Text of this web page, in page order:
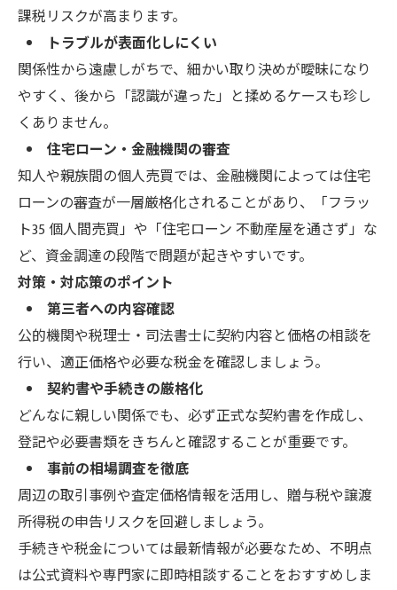
課税リスクが高まります。
トラブルが表面化しにくい
関係性から遠慮しがちで、細かい取り決めが曖昧になり
やすく、後から「認識が違った」と揉めるケースも珍し
くありません。
住宅ローン・金融機関の審査
知人や親族間の個人売買では、金融機関によっては住宅
ローンの審査が一層厳格化されることがあり、「フラッ
ト35 個人間売買」や「住宅ローン 不動産屋を通さず」な
ど、資金調達の段階で問題が起きやすいです。
対策・対応策のポイント
第三者への内容確認
公的機関や税理士・司法書士に契約内容と価格の相談を
行い、適正価格や必要な税金を確認しましょう。
契約書や手続きの厳格化
どんなに親しい関係でも、必ず正式な契約書を作成し、
登記や必要書類をきちんと確認することが重要です。
事前の相場調査を徹底
周辺の取引事例や査定価格情報を活用し、贈与税や譲渡
所得税の申告リスクを回避しましょう。
手続きや税金については最新情報が必要なため、不明点
は公式資料や専門家に即時相談することをおすすめしま